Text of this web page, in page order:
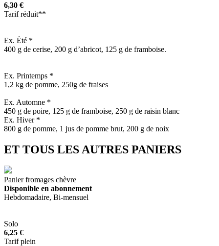
6,30 €
Tarif réduit**
Ex. Été *
400 g de cerise, 200 g d’abricot, 125 g de framboise.
Ex. Printemps *
1,2 kg de pomme, 250g de fraises
Ex. Automne *
450 g de poire, 125 g de framboise, 250 g de raisin blanc
Ex. Hiver *
800 g de pomme, 1 jus de pomme brut, 200 g de noix
ET TOUS LES AUTRES PANIERS
Panier fromages chèvre
Disponible en abonnement
Hebdomadaire, Bi-mensuel
Solo
6,25 €
Tarif plein